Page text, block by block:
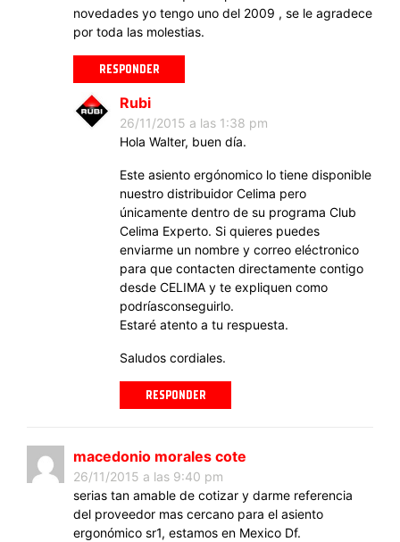
novedades yo tengo uno del 2009 , se le agradece
por toda las molestias.
RESPONDER
Rubi
26/11/2015 a las 1:38 pm
Hola Walter, buen día.
Este asiento ergónomico lo tiene disponible
nuestro distribuidor Celima pero
únicamente dentro de su programa Club
Celima Experto. Si quieres puedes
enviarme un nombre y correo eléctronico
para que contacten directamente contigo
desde CELIMA y te expliquen como
podríasconseguirlo.
Estaré atento a tu respuesta.
Saludos cordiales.
RESPONDER
macedonio morales cote
26/11/2015 a las 9:40 pm
serias tan amable de cotizar y darme referencia
del proveedor mas cercano para el asiento
ergonómico sr1, estamos en Mexico Df.